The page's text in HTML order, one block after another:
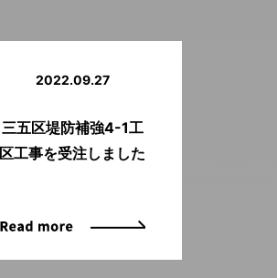
2022.09.27
三五区堤防補強4-1工
区工事を受注しました